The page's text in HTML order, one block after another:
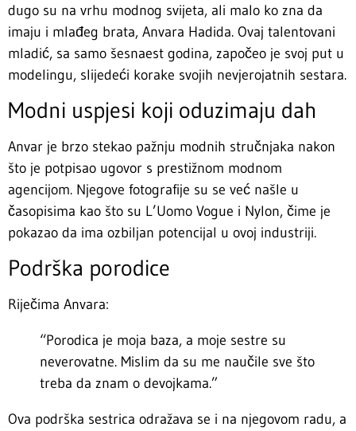
dugo su na vrhu modnog svijeta, ali malo ko zna da
imaju i mlađeg brata, Anvara Hadida. Ovaj talentovani
mladić, sa samo šesnaest godina, započeo je svoj put u
modelingu, slijedeći korake svojih nevjerojatnih sestara.
Modni uspjesi koji oduzimaju dah
Anvar je brzo stekao pažnju modnih stručnjaka nakon
što je potpisao ugovor s prestižnom modnom
agencijom. Njegove fotografije su se već našle u
časopisima kao što su L’Uomo Vogue i Nylon, čime je
pokazao da ima ozbiljan potencijal u ovoj industriji.
Podrška porodice
Riječima Anvara:
“Porodica je moja baza, a moje sestre su
neverovatne. Mislim da su me naučile sve što
treba da znam o devojkama.”
Ova podrška sestrica odražava se i na njegovom radu, a